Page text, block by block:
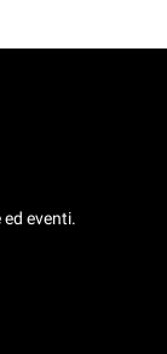
eventi.